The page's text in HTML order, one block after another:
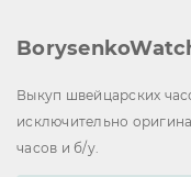
Выкуп швейцарских
исключительно
часов и б/у.